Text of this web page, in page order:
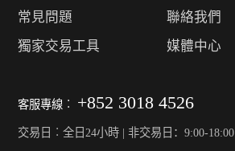
常見問題
獨家交易工具
聯絡我們
媒體中心
客服專線︰ +852 3018 4526
交易日︰全日24小時 | 非交易日：9:00-18:00